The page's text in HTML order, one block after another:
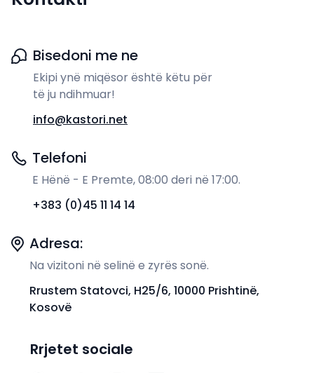
Bisedoni me ne
Ekipi ynë miqësor është këtu për
të ju ndihmuar!
info@kastori.net
Telefoni
E Hënë - E Premte, 08:00 deri në 17:00.
+383 (0)45 11 14 14
Adresa:
Na vizitoni në selinë e zyrës sonë.
Rrustem Statovci, H25/6, 10000 Prishtinë,
Kosovë
Rrjetet sociale